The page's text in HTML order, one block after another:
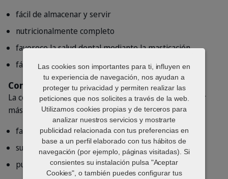
fácil de almacenar y servir
nutricionalmente completo
favorece la salud dental mediante la masticación
fácil de dosificar para mantener raciones constantes
Comida húmeda para perros
La comida húmeda contiene más agua y puede resultar
más atractiva para algunos perros.
favorece la hidratación
suele ser más apetecible
puede utilizarse sola o combinada con pienso seco
Las cookies son importantes para ti, influyen en
tu experiencia de navegación, nos ayudan a
proteger tu privacidad y permiten realizar las
peticiones que nos solicites a través de la web.
Utilizamos cookies propias y de terceros para
analizar nuestros servicios y mostrarte
publicidad relacionada con tus preferencias en
base a un perfil elaborado con tus hábitos de
navegación (por ejemplo, páginas visitadas). Si
consientes su instalación pulsa "Aceptar
Cookies", o también puedes configurar tus